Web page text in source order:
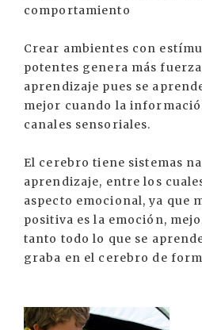
comportamiento
Crear ambientes con
potentes genera más
aprendizaje pues se
mejor cuando la
canales sensoriales.
El cerebro tiene sistemas
aprendizaje, entre los
aspecto emocional, ya que
positiva es la emoción,
tanto todo lo que se
graba en el cerebro de